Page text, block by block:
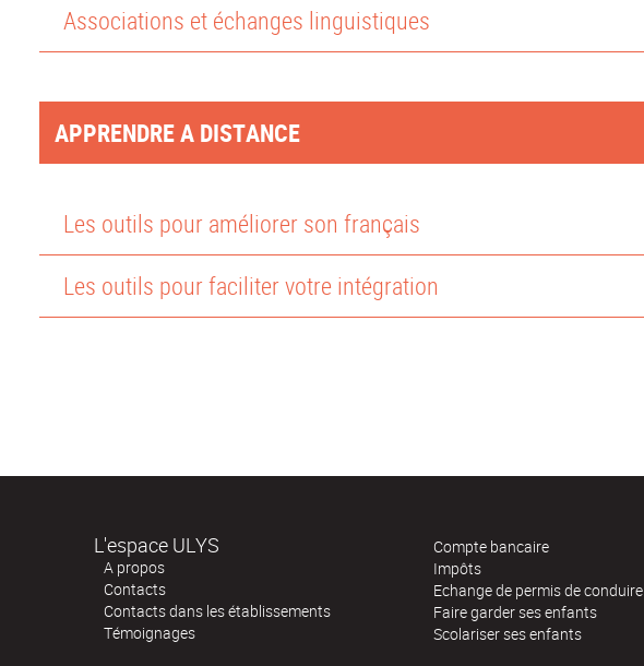
Associations et échanges linguistiques
APPRENDRE A DISTANCE
Les outils pour améliorer son français
Les outils pour faciliter votre intégration
L'espace ULYS
A propos
Contacts
Contacts dans les établissements
Témoignages
Compte bancaire
Impôts
Echange de permis de conduire
Faire garder ses enfants
Scolariser ses enfants